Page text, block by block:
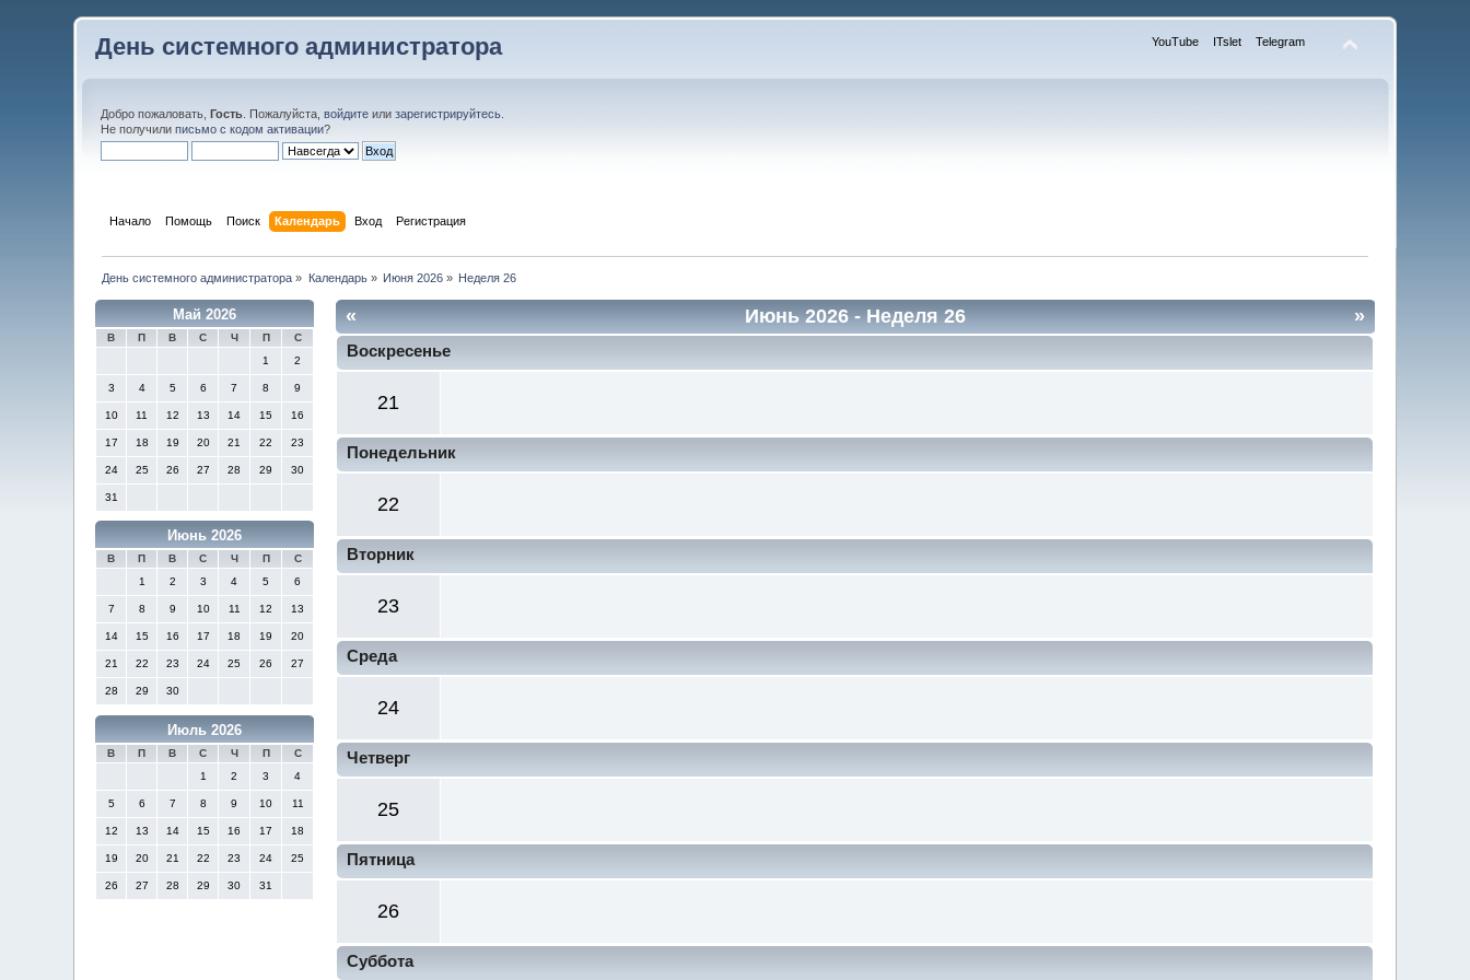
День системного администратора YouTube ITslet Telegram
Добро пожаловать,Гость . Пожалуйста,войдите илизарегистрируйтесь
Не получилиписьмо с кодом активации?
Начало Помощь Поиск Календарь Вход Регистрация
День системного администратора » Календарь» Июня 2026 » Неделя 26
Май 2026
В П В С Ч П
С
1
2
3 4 5 6 7 8 9
10 11 12 13 14 15 16
17 18 19 20 21 22 23
24 25 26 27 28 29 30
31
Июнь 2026
В П В С Ч П
С
1
2 3 4 5 6
7 8 9 10 11 12 13
14 15 16 17 18 19 20
21 22 23 24 25 26 27
28 29 30
Июль 2026
В П В С Ч П
С
1
2 3 4
5 6 7 8 9 10 11
12 13 14 15 16 17 18
19 20 21 22 23 24 25
26 27 28 29 30 31
« »
Июнь 2026- Неделя 26
Воскресенье
21
Понедельник
22
Вторник
23
Среда
24
Четверг
25
Пятница
26
Суббота